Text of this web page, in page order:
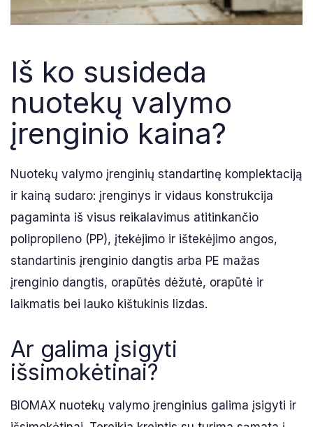
Iš ko susideda
nuotekų valymo
įrenginio kaina?
Nuotekų valymo įrenginių standartinę komplektaciją
ir kainą sudaro: įrenginys ir vidaus konstrukcija
pagaminta iš visus reikalavimus atitinkančio
polipropileno (PP), įtekėjimo ir ištekėjimo angos,
standartinis įrenginio dangtis arba PE mažas
įrenginio dangtis, orapūtės dėžutė, orapūtė ir
laikmatis bei lauko kištukinis lizdas.
Ar galima įsigyti
išsimokėtinai?
BIOMAX nuotekų valymo įrenginius galima įsigyti ir